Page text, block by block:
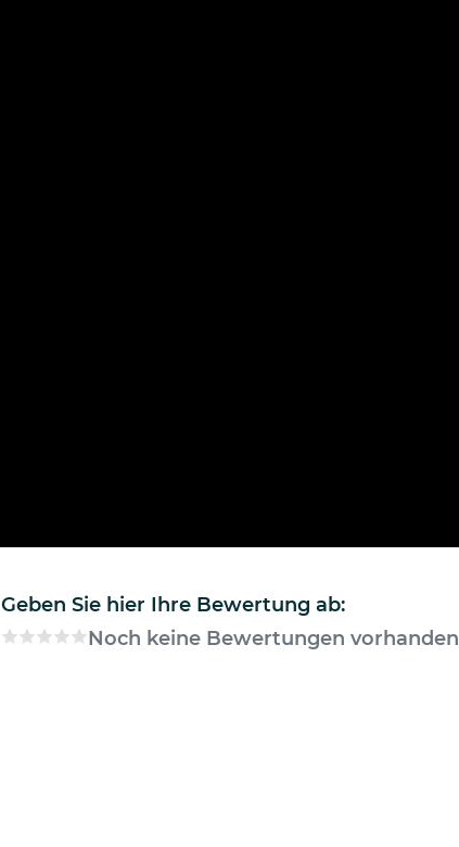
Geben Sie hier Ihre Bewertung ab:
Noch keine Bewertungen vorhanden